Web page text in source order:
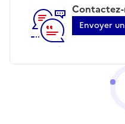
Envoyer